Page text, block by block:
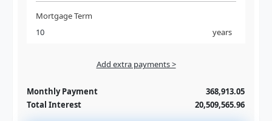
Mortgage Term
years
Add extra payments >
Monthly Payment
368,913.05
Total Interest
20,509,565.96